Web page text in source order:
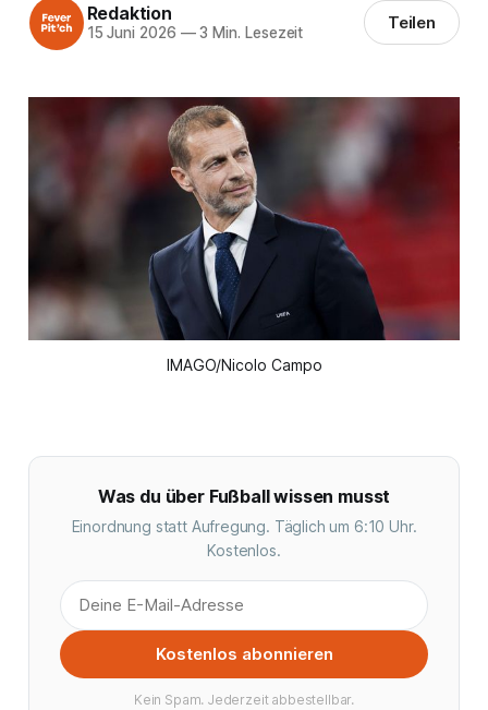
Redaktion
15 Juni 2026 —3 Min. Lesezeit Teilen
IMAGO/Nicolo Campo
Was du über Fußball wissen musst
Einordnung statt Aufregung. Täglich um 6:10 Uhr.
Kostenlos.
Kostenlos abonnieren
Kein Spam. Jederzeit abbestellbar.